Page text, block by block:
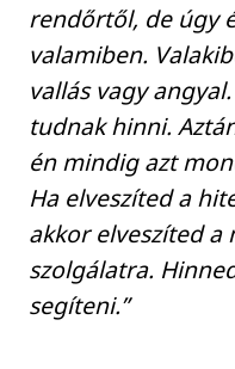
rendőrtől, de úgy
valamiben.
vallás vagy
tudnak hinni.
én mindig azt
Ha elveszíted a
akkor elveszíted a
szolgálatra.
segíteni.”